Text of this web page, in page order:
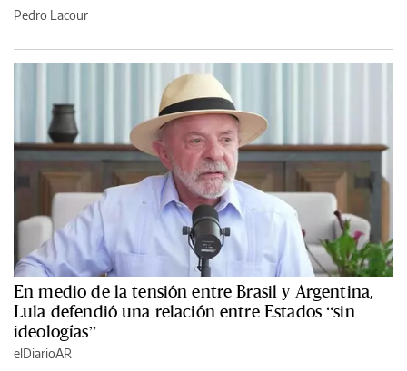
Pedro Lacour
En medio de la tensión entre Brasil y Argentina,
Lula defendió una relación entre Estados “sin
ideologías”
elDiarioAR